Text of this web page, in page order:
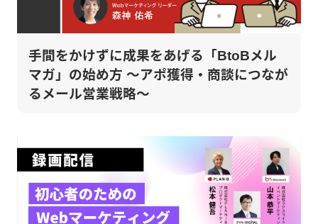
手間をかけずに成果をあげる「BtoBメル
マガ」の始め方 ～アポ獲得・商談につなが
るメール営業戦略～